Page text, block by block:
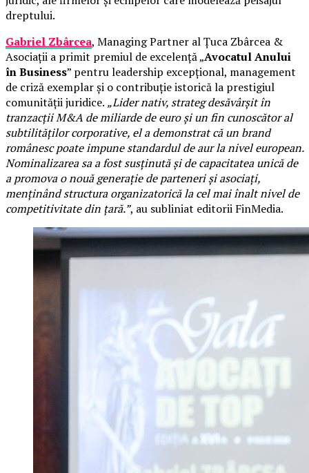
dreptului.
Gabriel Zbârcea, Managing Partner al Țuca Zbârcea &
Asociații a primit premiul de excelență „Avocatul Anului
în Business” pentru leadership excepțional, management
de criză exemplar și o contribuție istorică la prestigiul
comunității juridice. „Lider nativ, strateg desăvârșit în
tranzacții M&A de miliarde de euro și un fin cunoscător al
subtilităților corporative, el a demonstrat că un brand
românesc poate impune standardul de aur la nivel european.
Nominalizarea sa a fost susținută și de capacitatea unică de
a promova o nouă generație de parteneri și asociați,
menținând structura organizatorică la cel mai înalt nivel de
competitivitate din țară.”, au subliniat editorii FinMedia.